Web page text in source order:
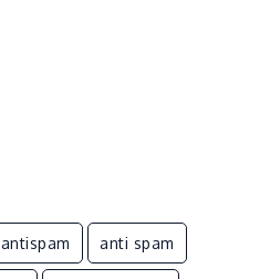
antispam anti spam